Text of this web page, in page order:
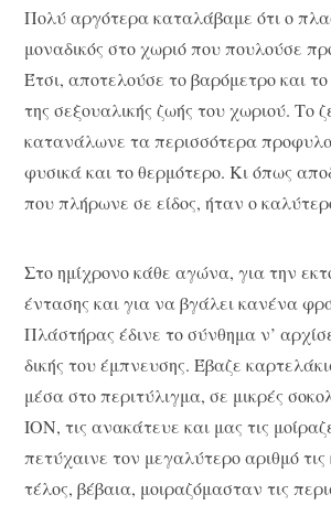
Πολύ αργότερα καταλάβαμε ότι ο
μοναδικός στο χωριό που πουλούσε
Έτσι, αποτελούσε το βαρόμετρο και
της σεξουαλικής ζωής του χωριού. Το
κατανάλωνε τα περισσότερα
φυσικά και το θερμότερο. Κι όπως
που πλήρωνε σε είδος, ήταν ο
Στο ημίχρονο κάθε αγώνα, για την
έντασης και για να βγάλει κανένα
Πλάστήρας έδινε το σύνθημα ν’
δικής του έμπνευσης. Έβαζε
μέσα στο περιτύλιγμα, σε μικρές
ΙΟΝ, τις ανακάτευε και μας τις
πετύχαινε τον μεγαλύτερο αριθμό τις
τέλος, βέβαια, μοιραζόμασταν τις